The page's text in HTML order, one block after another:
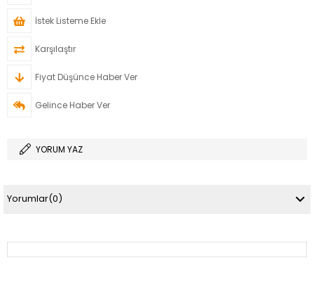
İstek Listeme Ekle
Karşılaştır
Fiyat Düşünce Haber Ver
Gelince Haber Ver
YORUM YAZ
Yorumlar(0)